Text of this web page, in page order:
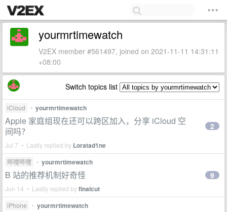
yourmrtimewatch
V2EX member #561497, joined on 2021-11-11 14:31:11
+08:00
Switch topics list
iCloud • yourmrtimewatch
Apple 家庭组现在还可以跨区加入，分享 iCloud 空
间吗？
Jul 7 • Lastly replied by Loratad1ne
2
哔哩哔哩 • yourmrtimewatch
B 站的推荐机制好奇怪
Jun 14 • Lastly replied byfinalcut
9
iPhone • yourmrtimewatch